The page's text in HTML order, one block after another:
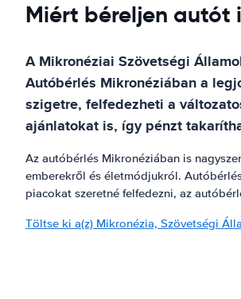
Miért béreljen autót
A Mikronéziai Szövetségi
Autóbérlés Mikronéziában a
szigetre, felfedezheti a
ajánlatokat is, így pénzt
Az autóbérlés Mikronéziában is
emberekről és életmódjukról.
piacokat szeretné felfedezni, az
Töltse ki a(z) Mikronézia, Szövetségi